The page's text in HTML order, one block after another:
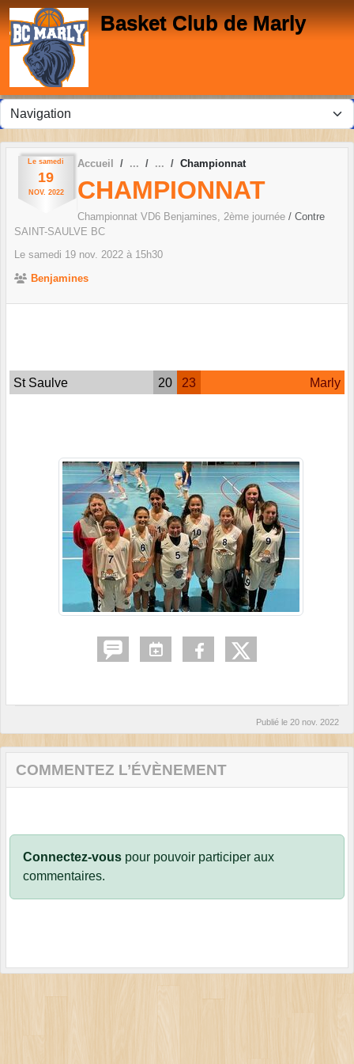
Basket Club de Marly
Le samedi
19
NOV. 2022
Accueil Championnat
CHAMPIONNAT
Championnat VD6 Benjamines, 2ème journée / Contre
SAINT-SAULVE BC
Le samedi 19 nov. 2022 à 15h30
Benjamines
St Saulve 20 23 Marly
Publié le 20 nov. 2022
COMMENTEZ L’ÉVÈNEMENT
Connectez-vous pour pouvoir participer aux
commentaires.
Panneau de gestion des cookies